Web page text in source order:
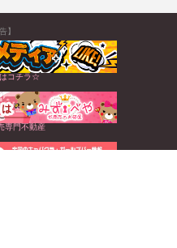
】
コチラ☆
専門不動産